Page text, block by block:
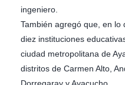
ingeniero.
También agregó que, en lo
diez instituciones
ciudad metropolitana de
distritos de Carmen Alto,